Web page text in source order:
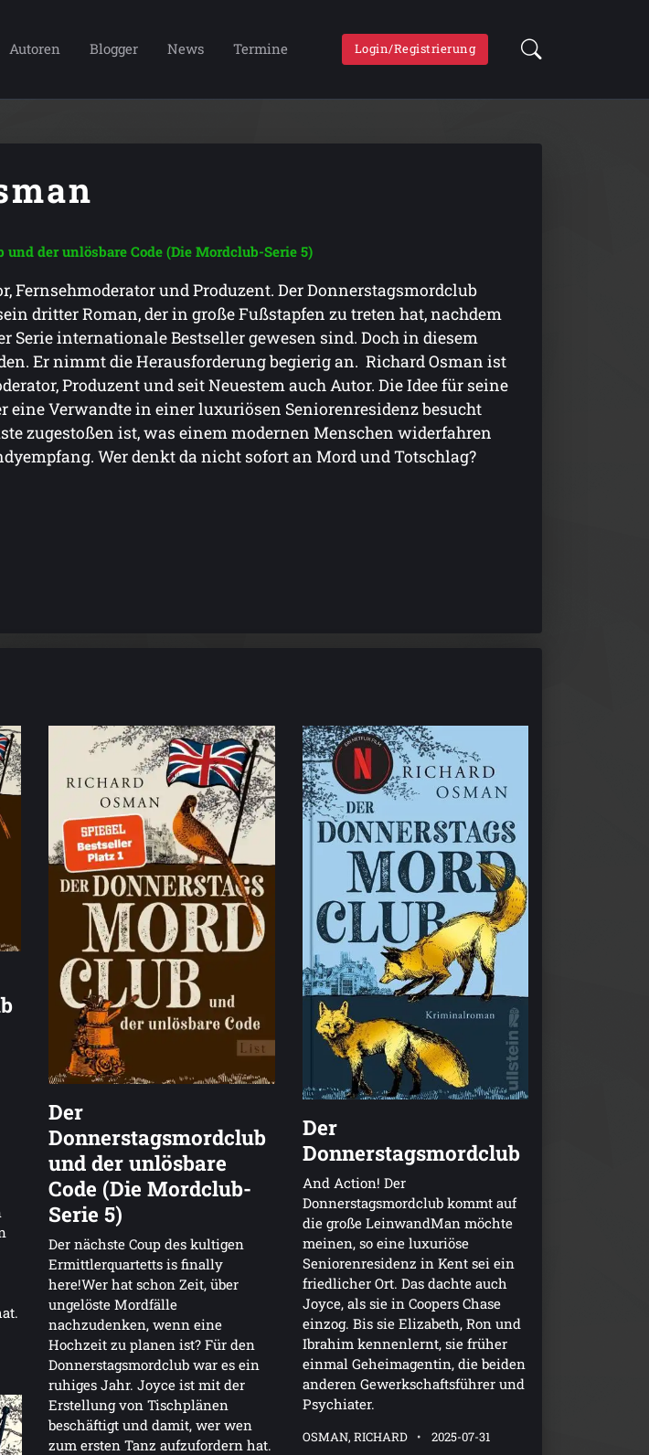
Autoren Blogger News Termine Login/Registrierung
und der unlösbare Code (Die Mordclub-Serie 5)
Fernsehmoderator und Produzent. Der Donnerstagsmordclub
dritter Roman, der in große Fußstapfen zu treten hat, nachdem
Serie internationale Bestseller gewesen sind. Doch in diesem
Er nimmt die Herausforderung begierig an. Richard Osman ist
Produzent und seit Neuestem auch Autor. Die Idee für seine
eine Verwandte in einer luxuriösen Seniorenresidenz besucht
zugestoßen ist, was einem modernen Menschen widerfahren
Wer denkt da nicht sofort an Mord und Totschlag?
Der
Donnerstagsmordclub
und der unlösbare
Code (Die Mordclub-
Serie 5)
Der nächste Coup des kultigen
Ermittlerquartetts is finally
here!Wer hat schon Zeit, über
ungelöste Mordfälle
nachzudenken, wenn eine
Hochzeit zu planen ist? Für den
Donnerstagsmordclub war es ein
ruhiges Jahr. Joyce ist mit der
Erstellung von Tischplänen
beschäftigt und damit, wer wen
zum ersten Tanz aufzufordern hat.
Der
Donnerstagsmordclub
And Action! Der
Donnerstagsmordclub kommt auf
die große LeinwandMan möchte
meinen, so eine luxuriöse
Seniorenresidenz in Kent sei ein
friedlicher Ort. Das dachte auch
Joyce, als sie in Coopers Chase
einzog. Bis sie Elizabeth, Ron und
Ibrahim kennenlernt, sie früher
einmal Geheimagentin, die beiden
anderen Gewerkschaftsführer und
Psychiater.
OSMAN, RICHARD 2025-07-31